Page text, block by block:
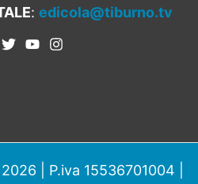
: edicola@tiburno.tv
| P.iva 15536701004 |